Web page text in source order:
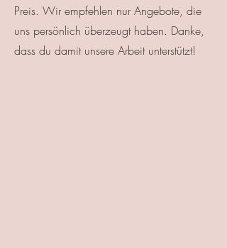
Preis. Wir empfehlen nur Angebote, die
uns persönlich überzeugt haben. Danke,
dass du damit unsere Arbeit unterstützt!